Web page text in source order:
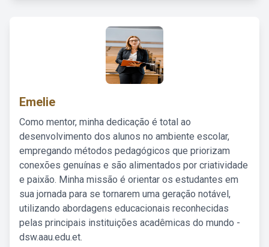
Emelie
Como mentor, minha dedicação é total ao
desenvolvimento dos alunos no ambiente escolar,
empregando métodos pedagógicos que priorizam
conexões genuínas e são alimentados por criatividade
e paixão. Minha missão é orientar os estudantes em
sua jornada para se tornarem uma geração notável,
utilizando abordagens educacionais reconhecidas
pelas principais instituições acadêmicas do mundo -
dsw.aau.edu.et.